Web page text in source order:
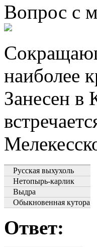
Вопрос с
наиболее
Занесен в
Русская выхухоль
Нетопырь-карлик
Выдра
Обыкновенная кутора
Ответ: